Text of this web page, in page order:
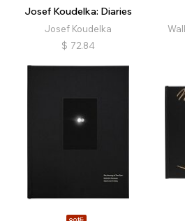
Josef Koudelka: Diaries
Josef Koudelka
$ 72.84